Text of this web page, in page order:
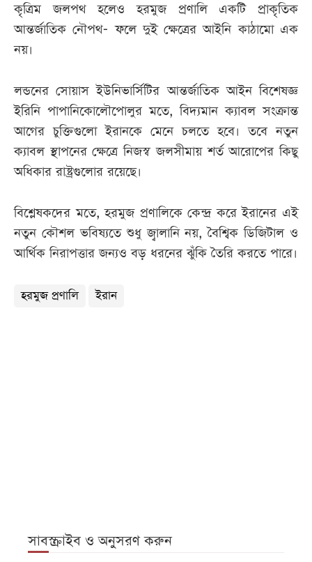
কৃত্রিম জলপথ হলেও হরমুজ প্রণালি একটি প্রাকৃতিক
আন্তর্জাতিক নৌপথ- ফলে দুই ক্ষেত্রের আইনি কাঠামো এক
নয়।
লন্ডনের সোয়াস ইউনিভার্সিটির আন্তর্জাতিক আইন বিশেষজ্ঞ
ইরিনি পাপানিকোলৌপোলুর মতে, বিদ্যমান ক্যাবল সংক্রান্ত
আগের চুক্তিগুলো ইরানকে মেনে চলতে হবে। তবে নতুন
ক্যাবল স্থাপনের ক্ষেত্রে নিজস্ব জলসীমায় শর্ত আরোপের কিছু
অধিকার রাষ্ট্রগুলোর রয়েছে।
বিশ্লেষকদের মতে, হরমুজ প্রণালিকে কেন্দ্র করে ইরানের এই
নতুন কৌশল ভবিষ্যতে শুধু জ্বালানি নয়, বৈশ্বিক ডিজিটাল ও
আর্থিক নিরাপত্তার জন্যও বড় ধরনের ঝুঁকি তৈরি করতে পারে।
হরমুজ প্রণালি ইরান
সাবস্ক্রাইব ও অনুসরণ করুন